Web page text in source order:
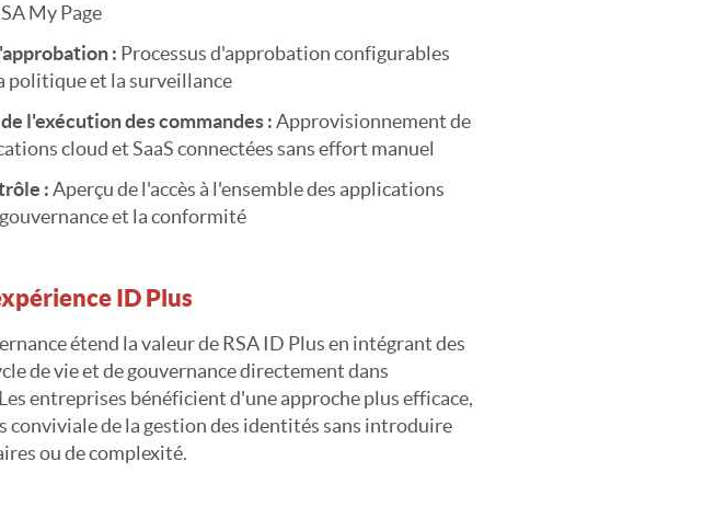
My Page
: Processus d'approbation configurables
politique et la surveillance
l'exécution des commandes :Approvisionnement de
cloud et SaaS connectées sans effort manuel
:Aperçu de l'accès à l'ensemble des applications
et la conformité
ID Plus
étend la valeur de RSA ID Plus en intégrant des
de vie et de gouvernance directement dans
entreprises bénéficient d'une approche plus efficace,
conviviale de la gestion des identités sans introduire
ou de complexité.